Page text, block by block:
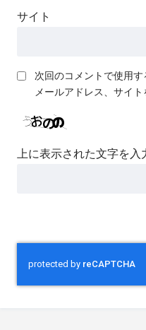
サイト
次回のコメントで使用す
メールアドレス、サイト
上に表示された文字を入